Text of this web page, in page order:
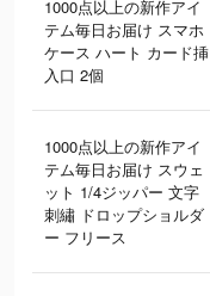
1000点以上の新作アイ
テム毎日お届け スマホ
ケース ハート カード挿
入口 2個
1000点以上の新作アイ
テム毎日お届け スウェ
ット 1/4ジッパー 文字
刺繡 ドロップショルダ
ー フリース